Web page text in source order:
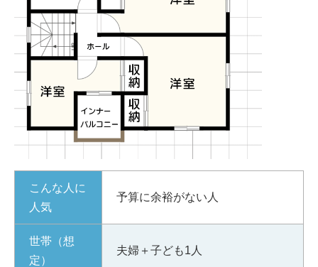
こんな人に
人気
予算に余裕がない人
世帯（想
定）
夫婦＋子ども1人